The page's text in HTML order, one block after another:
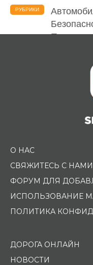
РУБРИКИ
Помощь
О НАС
СВЯЖИТЕСЬ С НАМИ
ФОРУМ ДЛЯ
ИСПОЛЬЗОВАНИЕ
ПОЛИТИКА
ДОРОГА ОНЛАЙН
НОВОСТИ